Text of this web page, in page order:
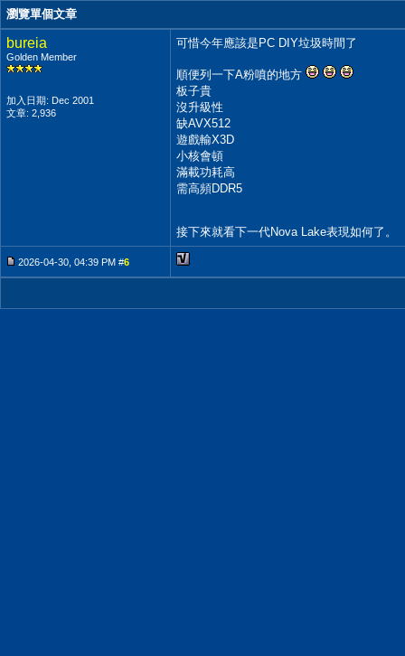
瀏覽單個文章
bureia
Golden Member
加入日期: Dec 2001
文章: 2,936
可惜今年應該是PC DIY垃圾時間了
順便列一下A粉噴的地方
板子貴
沒升級性
缺AVX512
遊戲輸X3D
小核會頓
滿載功耗高
需高頻DDR5
接下來就看下一代Nova Lake表現如何了。
2026-04-30, 04:39 PM #6